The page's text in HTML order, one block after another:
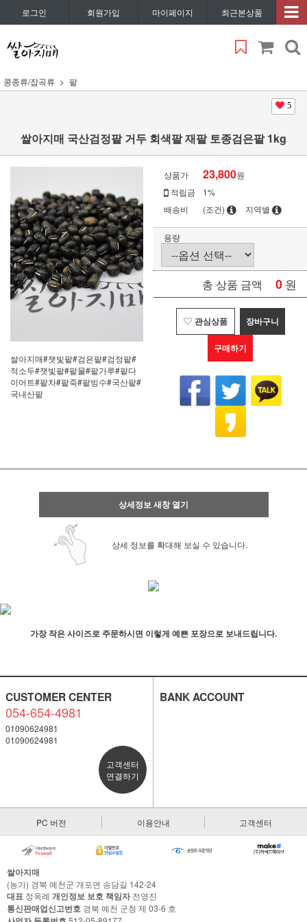
로그인 회원가입 마이페이지 최근본상품
콩종류/잡곡류 팥
5
쌀아지매 국산검정팥 거두 회색팥 재팥 토종검은팥 1kg
쌀아지매#잿빛팥#검은팥#검정팥#
적소두#잿빛팥#팥물#팥가루#팥다
이어트#팥차#팥죽#팥빙수#국산팥#
국내산팥
상품가 23,800원
적립금
1%
배송비
(조건) 지역별
용량
총 상품 금액 0 원
관심상품 장바구니
구매하기
상세정보 새창 열기
상세 정보를 확대해 보실 수 있습니다.
가장 작은 사이즈로 주문하시면 이렇게 예쁜 포장으로 보내드립니다.
CUSTOMER CENTER
054-654-4981
01090624981
01090624981
고객센터
연결하기
BANK ACCOUNT
PC 버전 이용안내 고객센터
쌀아지매
(농가) 경북 예천군 개포면 송담길 142-24
대표 정옥례 개인정보 보호 책임자전영진
통신판매업신고번호 경북 예천 군청 제 03-6 호